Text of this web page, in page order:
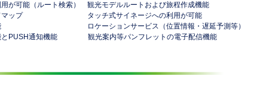
が可能（ルート検索） 観光モデルルートおよび旅程作成機能
ードマップ タッチ式サイネージへの利用が可能
機能 ロケーションサービス（位置情報・遅延予測等）
とPUSH通知機能 観光案内等パンフレットの電子配信機能